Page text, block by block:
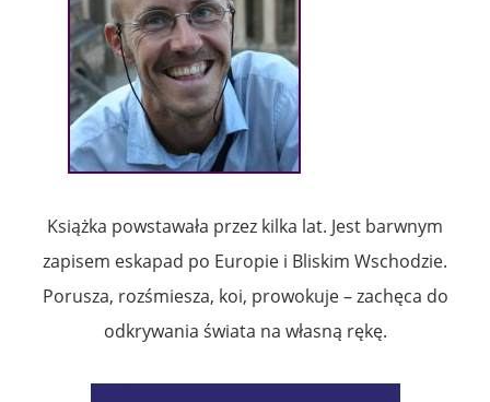
Książka powstawała przez kilka lat. Jest barwnym
zapisem eskapad po Europie i Bliskim Wschodzie.
Porusza, rozśmiesza, koi, prowokuje – zachęca do
odkrywania świata na własną rękę.